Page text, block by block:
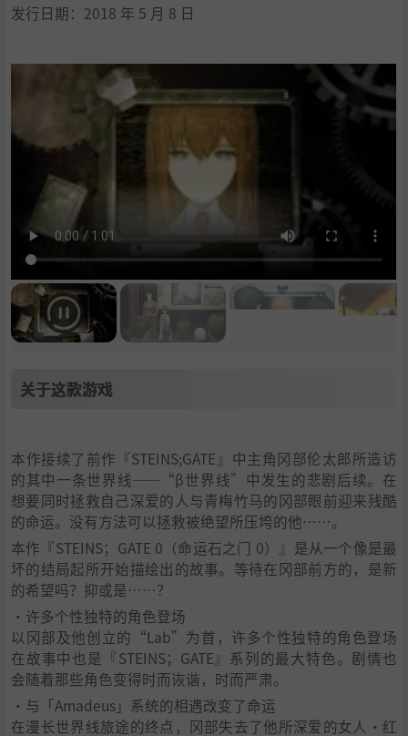
发行日期：2018 年 5 月 8 日
关于这款游戏
本作接续了前作『STEINS;GATE』中主角冈部伦太郎所造访
的其中一条世界线——“β世界线”中发生的悲剧后续。在
想要同时拯救自己深爱的人与青梅竹马的冈部眼前迎来残酷
的命运。没有方法可以拯救被绝望所压垮的他……。
本作『STEINS；GATE 0（命运石之门 0）』是从一个像是最
坏的结局起所开始描绘出的故事。等待在冈部前方的，是新
的希望吗？抑或是……？
・许多个性独特的角色登场
以冈部及他创立的“Lab”为首，许多个性独特的角色登场
在故事中也是『STEINS；GATE』系列的最大特色。剧情也
会随着那些角色变得时而诙谐，时而严肃。
・与「Amadeus」系统的相遇改变了命运
在漫长世界线旅途的终点，冈部失去了他所深爱的女人‧红